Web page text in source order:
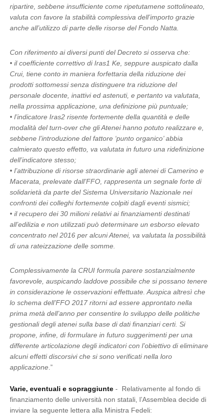
ripartire, sebbene insufficiente come ripetutamene sottolineato,
valuta con favore la stabilità complessiva dell’importo grazie
anche all’utilizzo di parte delle risorse del Fondo Natta.
Con riferimento ai diversi punti del Decreto si osserva che:
• il coefficiente correttivo di Iras1 Ke, seppure auspicato dalla
Crui, tiene conto in maniera forfettaria della riduzione dei
prodotti sottomessi senza distinguere tra riduzione del
personale docente, inattivi ed astenuti, e pertanto va valutata,
nella prossima applicazione, una definizione più puntuale;
• l’indicatore Iras2 risente fortemente della quantità e delle
modalità del turn-over che gli Atenei hanno potuto realizzare e,
sebbene l’introduzione del fattore ‘punto organico’ abbia
calmierato questo effetto, va valutata in futuro una ridefinizione
dell’indicatore stesso;
• l’attribuzione di risorse straordinarie agli atenei di Camerino e
Macerata, prelevate dall’FFO, rappresenta un segnale forte di
solidarietà da parte del Sistema Universitario Nazionale nei
confronti dei colleghi fortemente colpiti dagli eventi sismici;
• il recupero dei 30 milioni relativi ai finanziamenti destinati
all’edilizia e non utilizzati può determinare un esborso elevato
concentrato nel 2016 per alcuni Atenei, va valutata la possibilità
di una rateizzazione delle somme.
Complessivamente la CRUI formula parere sostanzialmente
favorevole, auspicando laddove possibile che si possano tenere
in considerazione le osservazioni effettuate. Auspica altresì che
lo schema dell’FFO 2017 ritorni ad essere approntato nella
prima metà dell’anno per consentire lo sviluppo delle politiche
gestionali degli atenei sulla base di dati finanziari certi. Si
propone, infine, di formulare in futuro suggerimenti per una
differente articolazione degli indicatori con l’obiettivo di eliminare
alcuni effetti discorsivi che si sono verificati nella loro
applicazione .”
Varie, eventuali e sopraggiunte - Relativamente al fondo di
finanziamento delle università non statali, l’Assemblea decide di
inviare la seguente lettera alla Ministra Fedeli: